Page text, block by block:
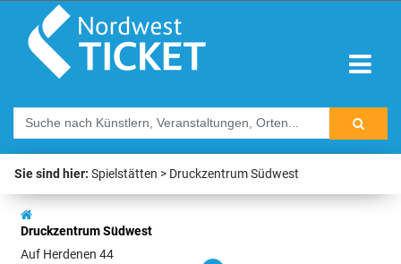
Sie sind hier: Spielstätten Druckzentrum Südwest
Druckzentrum Südwest
Auf Herdenen 44